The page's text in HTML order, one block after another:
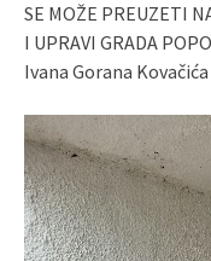
SE MOŽE PREUZETI
I UPRAVI GRADA
Ivana Gorana